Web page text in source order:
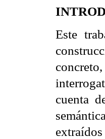
Este
cuenta